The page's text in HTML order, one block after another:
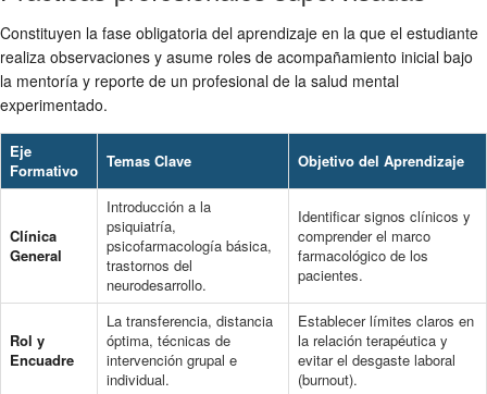
Constituyen la fase obligatoria del aprendizaje en la que el estudiante
realiza observaciones y asume roles de acompañamiento inicial bajo
la mentoría y reporte de un profesional de la salud mental
experimentado.
Eje
Formativo
Temas Clave Objetivo del Aprendizaje
Clínica
General
Introducción a la
psiquiatría,
psicofarmacología básica,
trastornos del
neurodesarrollo.
Identificar signos clínicos y
comprender el marco
farmacológico de los
pacientes.
Rol y
Encuadre
La transferencia, distancia
óptima, técnicas de
intervención grupal e
individual.
Establecer límites claros en
la relación terapéutica y
evitar el desgaste laboral
(burnout).